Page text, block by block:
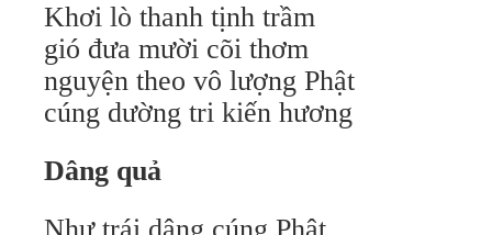
Khơi lò thanh tịnh trầm
gió đưa mười cõi thơm
nguyện theo vô lượng Phật
cúng dường tri kiến hương
Dâng quả